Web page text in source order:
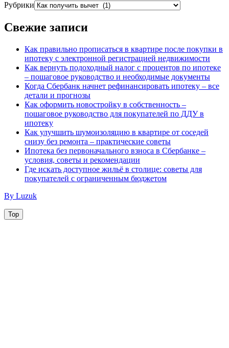
Рубрики
Свежие записи
Как правильно прописаться в квартире после покупки в
ипотеку с электронной регистрацией недвижимости
Как вернуть подоходный налог с процентов по ипотеке
– пошаговое руководство и необходимые документы
Когда Сбербанк начнет рефинансировать ипотеку – все
детали и прогнозы
Как оформить новостройку в собственность –
пошаговое руководство для покупателей по ДДУ в
ипотеку
Как улучшить шумоизоляцию в квартире от соседей
снизу без ремонта – практические советы
Ипотека без первоначального взноса в Сбербанке –
условия, советы и рекомендации
Где искать доступное жильё в столице: советы для
покупателей с ограниченным бюджетом
By Luzuk
Top